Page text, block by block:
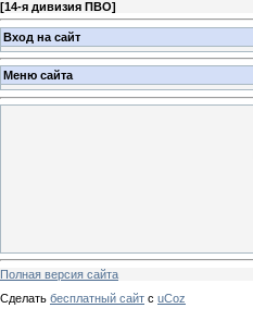
[14-я дивизия ПВО]
Вход на сайт
Меню сайта
Полная версия сайта
Сделать бесплатный сайт с uCoz